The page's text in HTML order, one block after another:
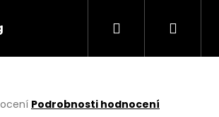
Hledat
Podrobnosti hodnocení